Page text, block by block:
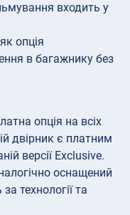
входить у
опція
в багажнику без
опція на всіх
двірник є платним
версії Exclusive.
оснащений
технології та